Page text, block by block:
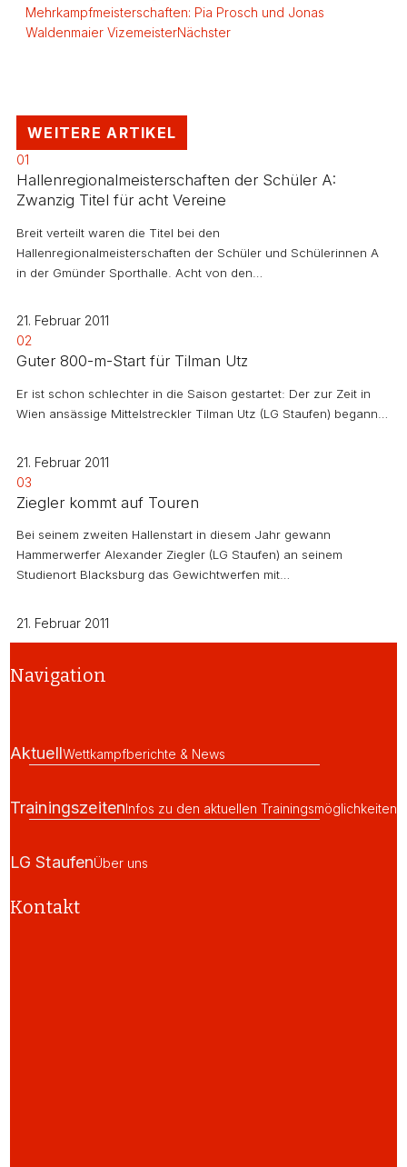
Mehrkampfmeisterschaften: Pia Prosch und Jonas
Waldenmaier VizemeisterNächster
WEITERE ARTIKEL
01
Hallenregionalmeisterschaften der Schüler A:
Zwanzig Titel für acht Vereine
Breit verteilt waren die Titel bei den
Hallenregionalmeisterschaften der Schüler und Schülerinnen A
in der Gmünder Sporthalle. Acht von den…
21. Februar 2011
02
Guter 800-m-Start für Tilman Utz
Er ist schon schlechter in die Saison gestartet: Der zur Zeit in
Wien ansässige Mittelstreckler Tilman Utz (LG Staufen) begann…
21. Februar 2011
03
Ziegler kommt auf Touren
Bei seinem zweiten Hallenstart in diesem Jahr gewann
Hammerwerfer Alexander Ziegler (LG Staufen) an seinem
Studienort Blacksburg das Gewichtwerfen mit…
21. Februar 2011
Navigation
AktuellWettkampfberichte & News
TrainingszeitenInfos zu den aktuellen Trainingsmöglichkeiten
LG StaufenÜber uns
Kontakt